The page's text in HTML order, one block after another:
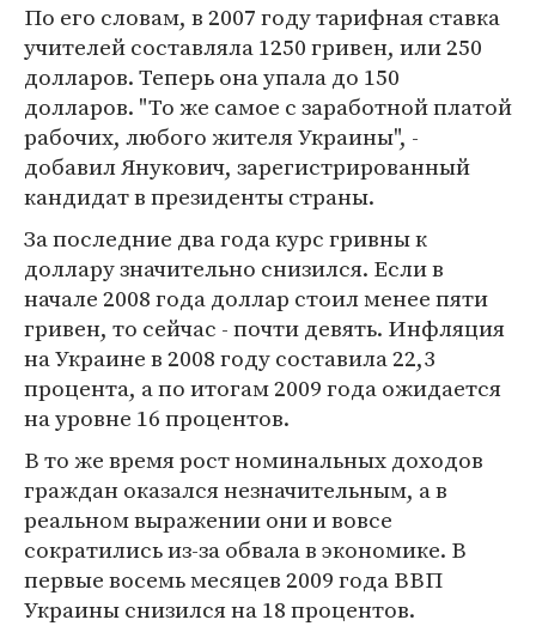
По его словам, в 2007 году тарифная ставка
учителей составляла 1250 гривен, или 250
долларов. Теперь она упала до 150
долларов. "То же самое с заработной платой
рабочих, любого жителя Украины", -
добавил Янукович, зарегистрированный
кандидат в президенты страны.
За последние два года курс гривны к
доллару значительно снизился. Если в
начале 2008 года доллар стоил менее пяти
гривен, то сейчас - почти девять. Инфляция
на Украине в 2008 году составила 22,3
процента, а по итогам 2009 года ожидается
на уровне 16 процентов.
В то же время рост номинальных доходов
граждан оказался незначительным, а в
реальном выражении они и вовсе
сократились из-за обвала в экономике. В
первые восемь месяцев 2009 года ВВП
Украины снизился на 18 процентов.